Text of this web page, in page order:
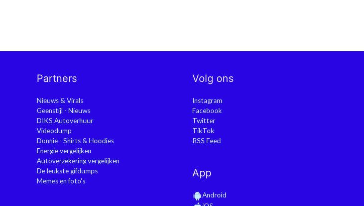
Partners
Nieuws & Virals
Geenstijl - Nieuws
DIKS Autoverhuur
Videodump
Donnie - Shirts & Hoodies
Energie vergelijken
Autoverzekering vergelijken
De leukste gifdumps
Memes en foto's
Volg ons
Instagram
Facebook
Twitter
TikTok
RSS Feed
App
Android